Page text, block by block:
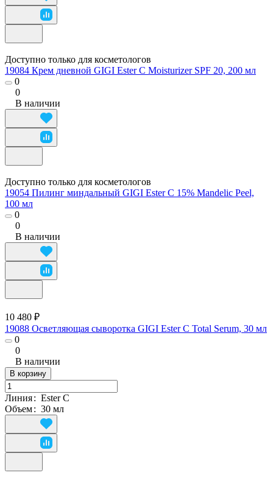
Доступно только для косметологов
19084 Крем дневной GIGI Ester C Moisturizer SPF 20, 200 мл
0
0
В наличии
Доступно только для косметологов
19054 Пилинг миндальный GIGI Ester C 15% Mandelic Peel,
100 мл
0
0
В наличии
10 480 ₽
19088 Осветляющая сыворотка GIGI Ester C Total Serum, 30 мл
0
0
В наличии
В корзину
Линия: Ester C
Объем: 30 мл